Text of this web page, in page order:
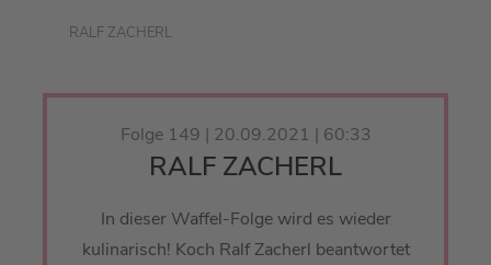
RALF ZACHERL
Folge 149 | 20.09.2021 | 60:33
RALF ZACHERL
In dieser Waffel-Folge wird es wieder
kulinarisch! Koch Ralf Zacherl beantwortet